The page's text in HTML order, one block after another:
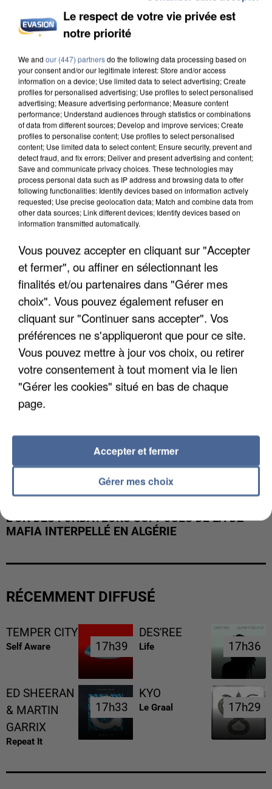
DE SOLIDARITÉ AVEC LES...
APRÈS TOUTES CES CANICULES, LES REFUGES
DE FAUNE SAUVAGE SONT...
L’UN DES FONDATEURS SUPPOSÉS DE LA DZ
MAFIA INTERPELLÉ EN ALGÉRIE
RÉCEMMENT DIFFUSÉ
TEMPER CITY
Self Aware 17h39
17h39
DES'REE
Life 17h36
17h36
ED SHEERAN
& MARTIN
GARRIX
Repeat It
17h33
17h33
KYO
Le Graal 17h29
17h29
Le respect de votre vie privée est
notre priorité
We and our (447) partnersdo the following data processing based on
your consent and/or our legitimate interest: Store and/or access
information on a device; Use limited data to select advertising; Create
profiles for personalised advertising; Use profiles to select personalised
advertising; Measure advertising performance; Measure content
performance; Understand audiences through statistics or combinations
of data from different sources; Develop and improve services; Create
profiles to personalise content; Use profiles to select personalised
content; Use limited data to select content; Ensure security, prevent and
detect fraud, and fix errors; Deliver and present advertising and content;
Save and communicate privacy choices. These technologies may
process personal data such as IP address and browsing data to offer
following functionalities: Identify devices based on information actively
requested; Use precise geolocation data; Match and combine data from
other data sources; Link different devices; Identify devices based on
information transmitted automatically.
Vous pouvez accepter en cliquant sur "Accepter
et fermer", ou affiner en sélectionnant les
finalités et/ou partenaires dans "Gérer mes
choix". Vous pouvez également refuser en
cliquant sur "Continuer sans accepter". Vos
préférences ne s'appliqueront que pour ce site.
Vous pouvez mettre à jour vos choix, ou retirer
votre consentement à tout moment via le lien
"Gérer les cookies" situé en bas de chaque
page.
Gérer mes choix
Accepter et fermer